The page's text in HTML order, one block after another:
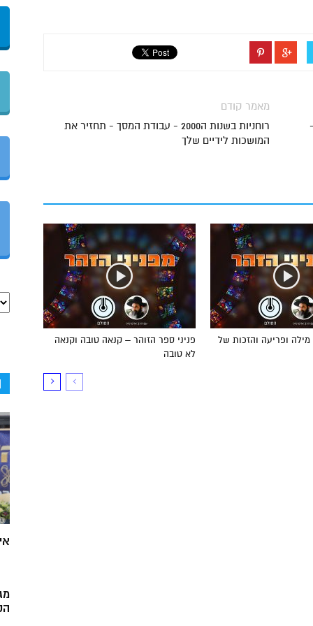
מאמר קודם
רוחניות בשנות ה2000 - עבודת המסך - תחזיר את
המושכות לידיים שלך
פניני ספר הזוהר – קנאה טובה וקנאה
לא טובה
ופריעה והזכות של